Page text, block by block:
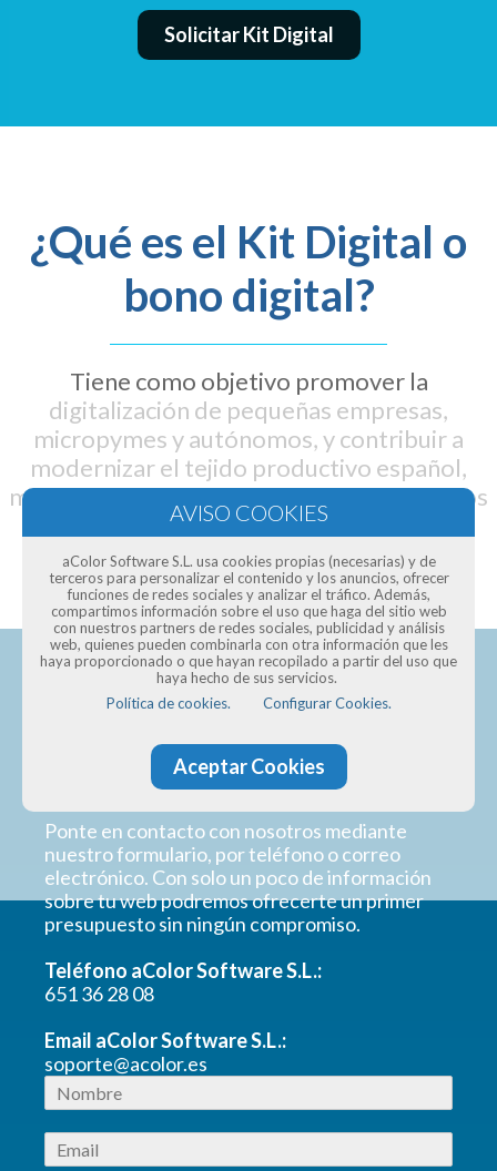
Solicitar Kit Digital
¿Qué es el Kit Digital o
bono digital?
Tiene como objetivo promover la
digitalización de pequeñas empresas,
micropymes y autónomos, y contribuir a
modernizar el tejido productivo español,
mediante un bono digital que oscila entre los
2.000 y 12.000 euros
Pide presupuesto para una
página web
Ponte en contacto con nosotros mediante
nuestro formulario, por teléfono o correo
electrónico. Con solo un poco de información
sobre tu web podremos ofrecerte un primer
presupuesto sin ningún compromiso.
Teléfono aColor Software S.L.:
651 36 28 08
Email aColor Software S.L.:
soporte@acolor.es
aColor Software S.L. usa cookies propias (necesarias) y de
terceros para personalizar el contenido y los anuncios, ofrecer
funciones de redes sociales y analizar el tráfico. Además,
compartimos información sobre el uso que haga del sitio web
con nuestros partners de redes sociales, publicidad y análisis
web, quienes pueden combinarla con otra información que les
haya proporcionado o que hayan recopilado a partir del uso que
haya hecho de sus servicios.
Política de cookies.
Configurar Cookies.
Aceptar Cookies